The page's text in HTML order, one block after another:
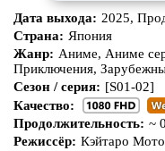
Дата выхода: 2025,
Страна: Япония
Жанр: Аниме, Аниме
Приключения,
Сезон / серия: [S01-02]
Качество:
Продолжительность: ~
Режиссёр: Кэйтаро